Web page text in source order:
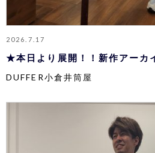
2026.7.17
★本日より展開！！新作アーカ
DUFFER小倉井筒屋